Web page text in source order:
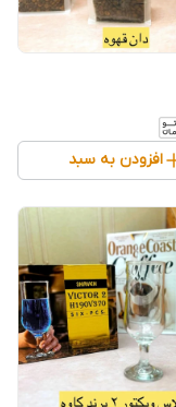
افزودن به سبد